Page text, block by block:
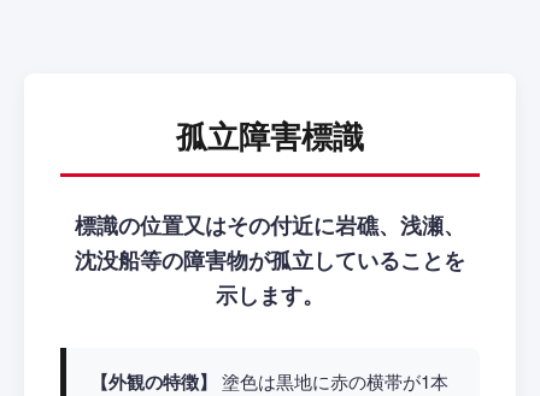
孤立障害標識
標識の位置又はその付近に岩礁、浅瀬、
沈没船等の障害物が孤立していることを
示します。
【外観の特徴】 塗色は黒地に赤の横帯が1本